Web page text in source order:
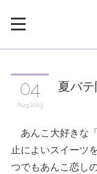
04
Aug 2023
夏バ
あんこ大好きな
止によいスイーツ
つでもあんこ恋し